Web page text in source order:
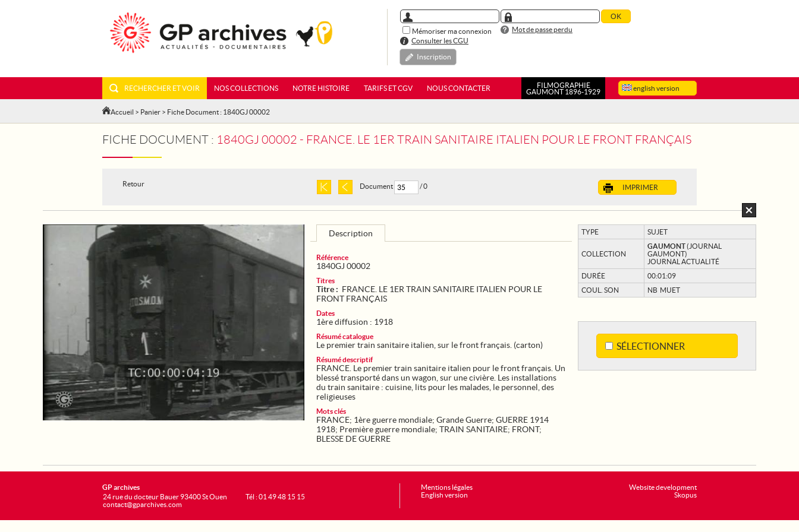
Mémoriser ma connexion
Mot de passe perdu
Consulter les CGU
Inscription
english version
RECHERCHER ET VOIR NOS COLLECTIONS NOTRE HISTOIRE TARIFS ET CGV NOUS CONTACTER
FILMOGRAPHIE
GAUMONT 1896-1929
Accueil > Panier > Fiche Document : 1840GJ 00002
FICHE DOCUMENT : 1840GJ 00002 - FRANCE. LE 1ER TRAIN SANITAIRE ITALIEN POUR LE FRONT FRANÇAIS
Retour IMPRIMER
Document / 0
TYPE SUJET
COLLECTION
GAUMONT(JOURNAL
GAUMONT)
JOURNAL ACTUALITÉ
DURÉE
00:01:09
COUL. SON
NB MUET
SÉLECTIONNER
Description
Référence
1840GJ 00002
Titres
Titre : FRANCE. LE 1ER TRAIN SANITAIRE ITALIEN POUR LE
FRONT FRANÇAIS
Dates
1ère diffusion : 1918
Résumé catalogue
Le premier train sanitaire italien, sur le front français. (carton)
Résumé descriptif
FRANCE. Le premier train sanitaire italien pour le front français. Un
blessé transporté dans un wagon, sur une civière. Les installations
du train sanitaire : cuisine, lits pour les malades, le personnel, des
religieuses
Mots clés
FRANCE; 1ère guerre mondiale; Grande Guerre; GUERRE 1914
1918; Première guerre mondiale; TRAIN SANITAIRE; FRONT;
BLESSE DE GUERRE
Website development
Skopus
GP archives
24 rue du docteur Bauer 93400 St Ouen
contact@gparchives.com
Tél : 01 49 48 15 15
Mentions légales
English version